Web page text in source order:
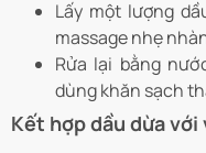
Lấy một lượng
massage nhẹ
Rửa lại bằng
dùng khăn sạch
Kết hợp dầu dừa với